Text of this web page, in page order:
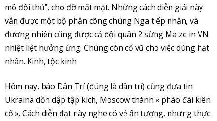
mô đối thủ”, cho đỡ mất mặt. Những cách diễn giải này
vẫn được một bộ phận công chúng Nga tiếp nhận, và
đương nhiên cũng được cả đội quân 2 sừng Ma ze in VN
nhiệt liệt hưởng ứng. Chúng còn cổ vũ cho việc dùng hạt
nhân. Kinh, tộc kinh.
Hôm nay, báo Dân Trí (đúng là dân trí) cũng đưa tin
Ukraina dồn dập tập kích, Moscow thành « pháo đài kiên
cố ». Cách diễn đạt này nghe có vẻ ấn tượng, nhưng thực